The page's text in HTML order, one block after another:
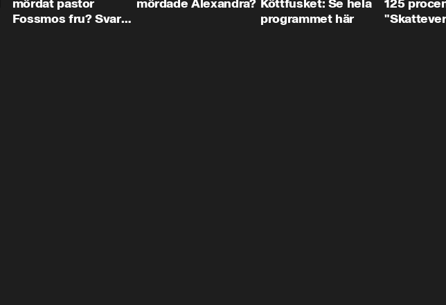
mördat pastor
Fossmos fru? Svar
mördade Alexandra? Köttfusket: Se hela
programmet här
125